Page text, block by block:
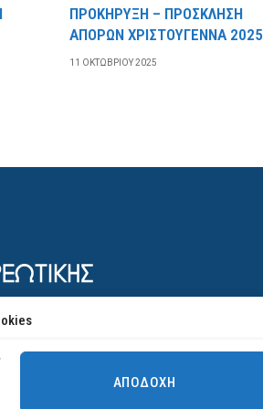
ΑΠΟΔΟΧΉ
ΠΡΟΚΗΡΥΞΗ – ΠΡΟΣΚΛΗΣΗ
ΑΠΟΡΩΝ ΧΡΙΣΤΟΥΓΕΝΝΑ 2025
11 ΟΚΤΩΒΡΊΟΥ 2025